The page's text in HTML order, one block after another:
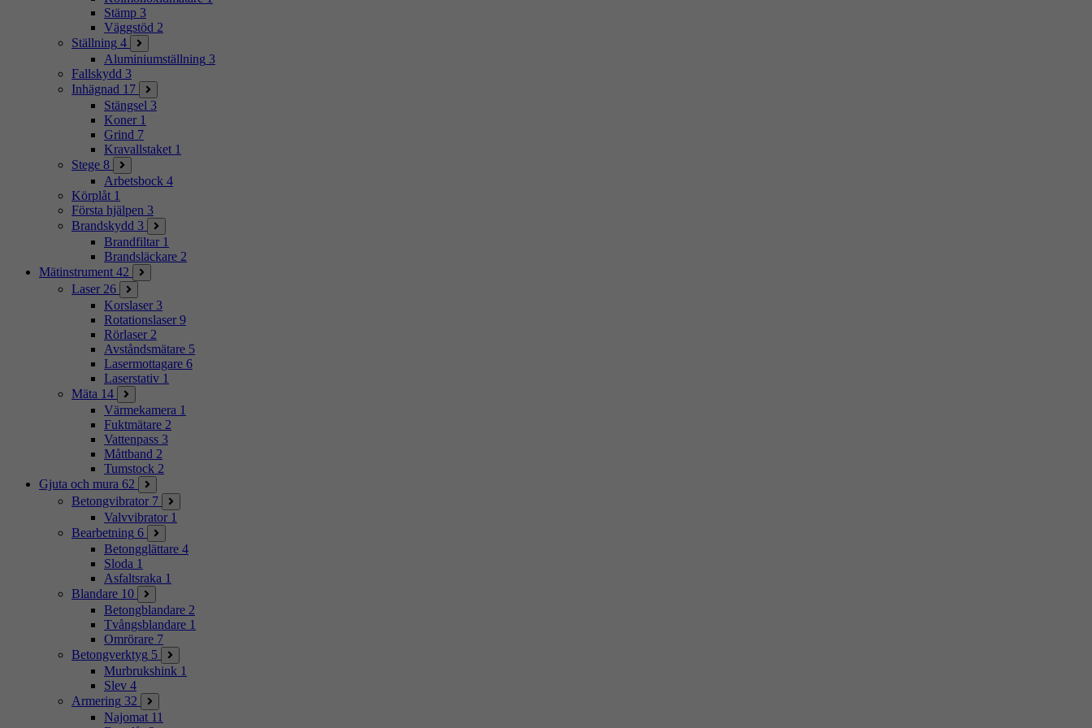
Stämp 3
Väggstöd 2
Ställning 4
Aluminiumställning 3
Fallskydd 3
Inhägnad 17
Stängsel 3
Koner 1
Grind 7
Kravallstaket 1
Stege 8
Arbetsbock 4
Körplåt 1
Första hjälpen 3
Brandskydd 3
Brandfiltar 1
Brandsläckare 2
Mätinstrument 42
Laser 26
Korslaser 3
Rotationslaser 9
Rörlaser 2
Avståndsmätare 5
Lasermottagare 6
Laserstativ 1
Mäta 14
Värmekamera 1
Fuktmätare 2
Vattenpass 3
Måttband 2
Tumstock 2
Gjuta och mura 62
Betongvibrator 7
Valvvibrator 1
Bearbetning 6
Betongglättare 4
Sloda 1
Asfaltsraka 1
Blandare 10
Betongblandare 2
Tvångsblandare 1
Omrörare 7
Betongverktyg 5
Murbrukshink 1
Slev 4
Armering 32
Najomat 11